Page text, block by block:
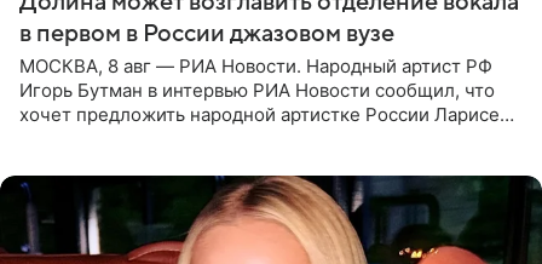
в первом в России джазовом вузе
МОСКВА, 8 авг — РИА Новости. Народный артист РФ
Игорь Бутман в интервью РИА Новости сообщил, что
хочет предложить народной артистке России Ларисе